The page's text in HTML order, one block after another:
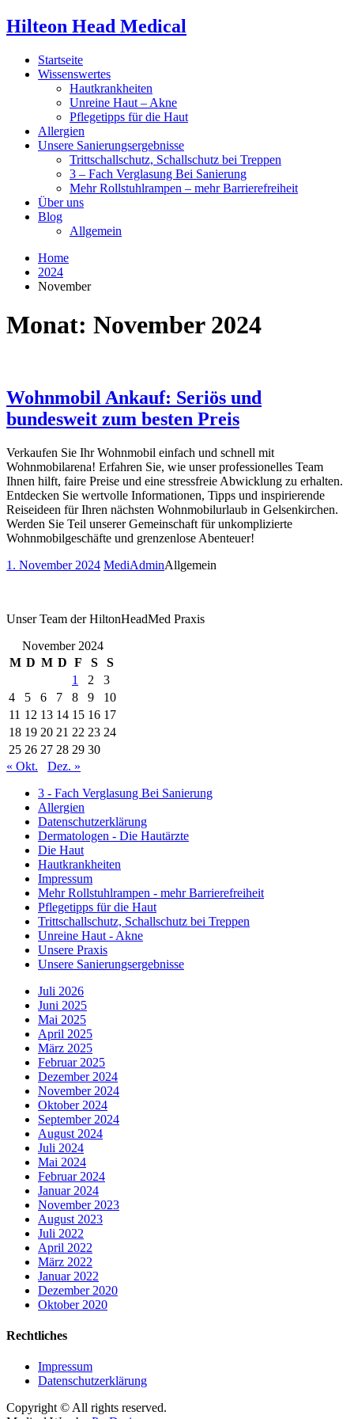
Hilteon Head Medical
Startseite
Wissenswertes
Hautkrankheiten
Unreine Haut – Akne
Pflegetipps für die Haut
Allergien
Unsere Sanierungsergebnisse
Trittschallschutz, Schallschutz bei Treppen
3 – Fach Verglasung Bei Sanierung
Mehr Rollstuhlrampen – mehr Barrierefreiheit
Über uns
Blog
Allgemein
Home
2024
November
Monat: November 2024
Wohnmobil Ankauf: Seriös und
bundesweit zum besten Preis
Verkaufen Sie Ihr Wohnmobil einfach und schnell mit
Wohnmobilarena! Erfahren Sie, wie unser professionelles Team
Ihnen hilft, faire Preise und eine stressfreie Abwicklung zu erhalten.
Entdecken Sie wertvolle Informationen, Tipps und inspirierende
Reiseideen für Ihren nächsten Wohnmobilurlaub in Gelsenkirchen.
Werden Sie Teil unserer Gemeinschaft für unkomplizierte
Wohnmobilgeschäfte und grenzenlose Abenteuer!
1. November 2024 MediAdminAllgemein
Unser Team der HiltonHeadMed Praxis
November 2024
M D M D F S
S
1
2
3
4
5 6 7 8 9
10
11 12 13 14 15 16 17
18 19 20 21 22 23 24
25 26 27 28 29 30
« Okt.
Dez. »
3 - Fach Verglasung Bei Sanierung
Allergien
Datenschutzerklärung
Dermatologen - Die Hautärzte
Die Haut
Hautkrankheiten
Impressum
Mehr Rollstuhlrampen - mehr Barrierefreiheit
Pflegetipps für die Haut
Trittschallschutz, Schallschutz bei Treppen
Unreine Haut - Akne
Unsere Praxis
Unsere Sanierungsergebnisse
Juli 2026
Juni 2025
Mai 2025
April 2025
März 2025
Februar 2025
Dezember 2024
November 2024
Oktober 2024
September 2024
August 2024
Juli 2024
Mai 2024
Februar 2024
Januar 2024
November 2023
August 2023
Juli 2022
April 2022
März 2022
Januar 2022
Dezember 2020
Oktober 2020
Rechtliches
Impressum
Datenschutzerklärung
Copyright © All rights reserved.